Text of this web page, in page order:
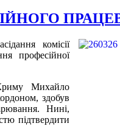
комісії
професійної
Михайло
здобув
Нині,
підтвердити